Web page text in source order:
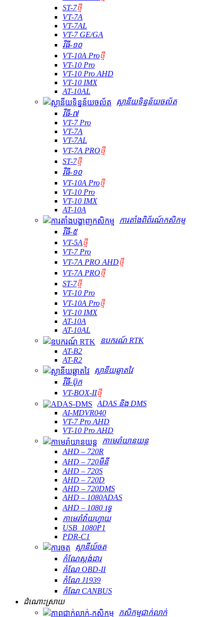
ST-7ថ្មី
VT-7A
VT-7AL
VT-7 GE/GA
វីធី-១០
VT-10A Proថ្មី
VT-10 Pro
VT-10 Pro AHD
VT-10 IMX
AT-10AL
ស្ថានីយទិន្នន័យចល័ត
វីធី-៧
VT-7 Pro
VT-7A
VT-7AL
VT-7A PROថ្មី
ST-7ថ្មី
វីធី-១០
VT-10A Proថ្មី
VT-10 Pro
VT-10 IMX
AT-10A
ការតាំងពិព័រណ៍កសិកម្ម
វីធី-៥
VT-5Aថ្មី
VT-7 Pro
VT-7A PRO AHDថ្មី
VT-7A PROថ្មី
ST-7ថ្មី
VT-10 Pro
VT-10A Proថ្មី
VT-10 IMX
AT-10A
AT-10AL
ឧបករណ៍ RTK
AT-B2
AT-R2
ស្ថានីយឆ្លាតវៃ
វីធី-ប៊ុក
VT-BOX-IIថ្មី
ADAS និង DMS
AI-MDVR040
VT-7 Pro AHD
VT-10 Pro AHD
កាមេរ៉ាយានយន្ត
AHD – 720R
AHD – 720មីនី
AHD – 720S
AHD – 720D
AHD – 720DMS
AHD – 1080ADAS
AHD – 1080 ទ្វេ
កាមេរ៉ាវ៉ាយហ្វាយ
USB_1080P1
PDR-C1
ស្ថានីយ៍ចត
កំណែស្តង់ដារ
កំណែ OBD-II
កំណែ J1939
កំណែ CANBUS
ដំណោះស្រាយ
កសិកម្ម​ជាក់លាក់